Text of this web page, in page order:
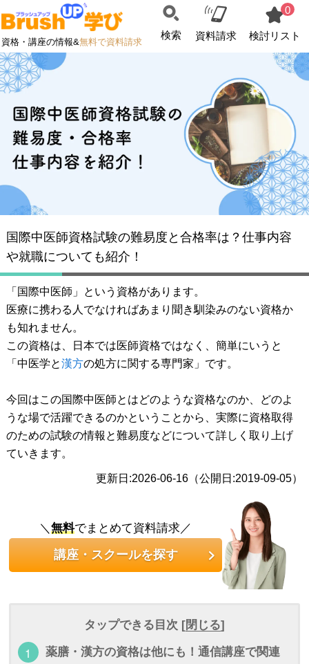
資格・講座の情報&無料で資料請求
検索 資料請求
0
検討リスト
国際中医師資格試験の難易度と合格率は？仕事内容
や就職についても紹介！
「国際中医師」という資格があります。
医療に携わる人でなければあまり聞き馴染みのない資格か
も知れません。
この資格は、日本では医師資格ではなく、簡単にいうと
「中医学と漢方の処方に関する専門家」です。
今回はこの国際中医師とはどのような資格なのか、どのよ
うな場で活躍できるのかということから、実際に資格取得
のための試験の情報と難易度などについて詳しく取り上げ
ていきます。
更新日:2026-06-16（公開日:2019-09-05）
＼無料でまとめて資料請求／
講座・スクールを探す
タップできる目次 [閉じる]
薬膳・漢方の資格は他にも！通信講座で関連